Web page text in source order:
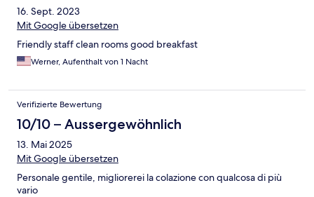
16. Sept. 2023
Mit Google übersetzen
Friendly staff clean rooms good breakfast
Werner, Aufenthalt von 1 Nacht
Verifizierte Bewertung
10/10 – Aussergewöhnlich
13. Mai 2025
Mit Google übersetzen
Personale gentile, migliorerei la colazione con qualcosa di più
vario